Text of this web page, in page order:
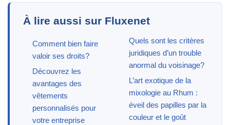
À lire aussi sur Fluxenet
Comment bien faire
valoir ses droits?
Découvrez les
avantages des
vêtements
personnalisés pour
votre entreprise
Quels sont les critères
juridiques d’un trouble
anormal du voisinage?
L’art exotique de la
mixologie au Rhum :
éveil des papilles par la
couleur et le goût